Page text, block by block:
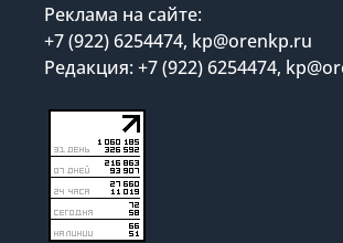
Реклама на сайте:
+7 (922) 6254474, kp@orenkp.ru
Редакция: +7 (922) 6254474,